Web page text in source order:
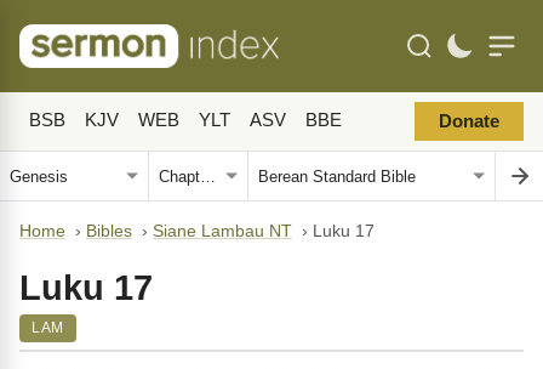
BSB KJV WEB YLT ASV BBE Donate
Home › Bibles › Siane Lambau NT › Luku 17
Luku 17
LAM